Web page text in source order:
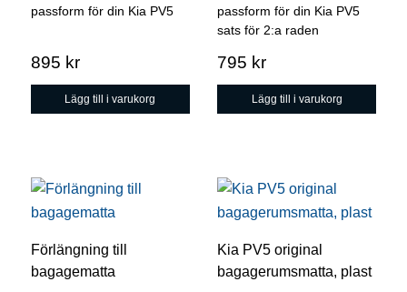
passform för din Kia PV5
895 kr
Lägg till i varukorg
passform för din Kia PV5
sats för 2:a raden
795 kr
Lägg till i varukorg
Förlängning till
bagagematta
Kia PV5 original
bagagerumsmatta, plast